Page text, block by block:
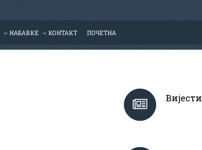
HАБАВКЕ КОНТАКТ ПОЧЕТНА
Вијести